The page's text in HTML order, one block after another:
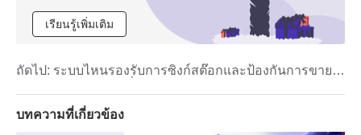
เรียนรู้เพิ่มเติม
ถัดไป: ระบบไหนรองรับการซิงก์สต๊อกและป้องกันการขาย
สำหรับร้านค้าไทย ปี 2026
บทความที่เกี่ยวข้อง